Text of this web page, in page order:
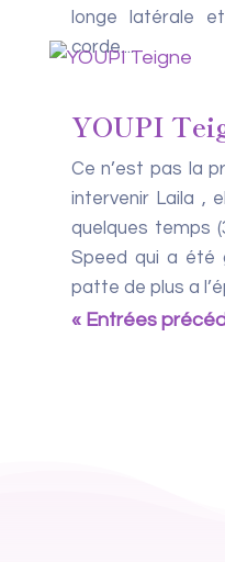
longe latérale
corde....
YOUPI
Ce n’est pas la
intervenir Laila ,
quelques temps
Speed qui a été
patte de plus a
« Entrées